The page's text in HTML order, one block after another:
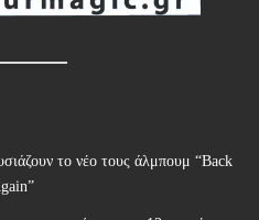
το νέο τους άλμπουμ “Back